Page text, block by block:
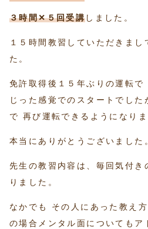
３時間✕５回受講しました。
１５時間教習していただきまし
た。
免許取得後１５年ぶりの運転で
じった感覚でのスタートでし
で 再び運転できるようになりま
本当にありがとうございました
先生の教習内容は、毎回気付き
りました。
なかでも その人にあった教え
の場合メンタル面についてもア